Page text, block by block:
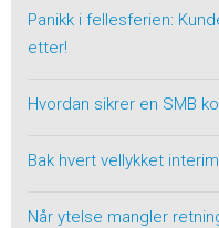
Panikk i fellesferien:
etter!
Hvordan sikrer en SMB
Bak hvert vellykket
Når ytelse mangler